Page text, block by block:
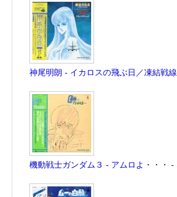
神尾明朗 - イカロスの飛ぶ日／凍結戦
機動戦士ガンダム３ - アムロよ・・・ -